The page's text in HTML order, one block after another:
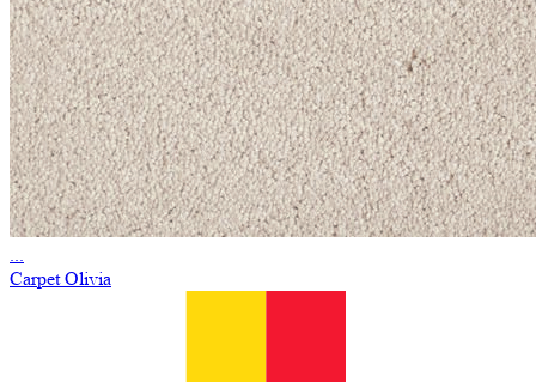
...
Carpet Olivia